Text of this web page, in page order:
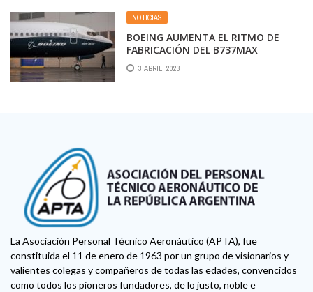
NOTICIAS
BOEING AUMENTA EL RITMO DE
FABRICACIÓN DEL B737MAX
3 ABRIL, 2023
La Asociación Personal Técnico Aeronáutico (APTA), fue
constituida el 11 de enero de 1963 por un grupo de visionarios y
valientes colegas y compañeros de todas las edades, convencidos
como todos los pioneros fundadores, de lo justo, noble e